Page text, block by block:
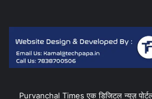
Purvanchal Times एक डिजिटल न्यूज़ पोर्टल